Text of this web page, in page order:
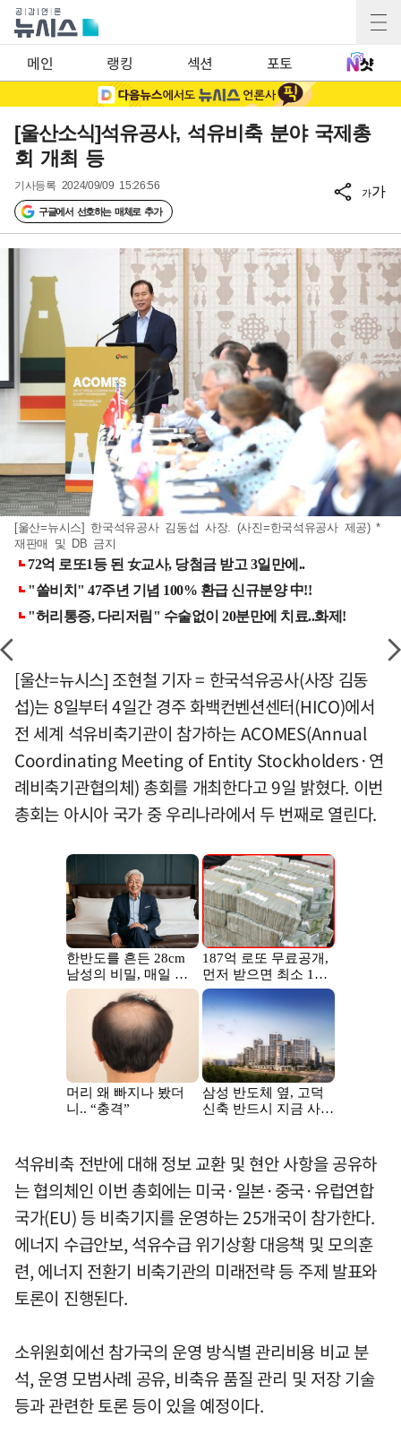
메인 랭킹 섹션 포토
[울산소식]석유공사, 석유비축 분야 국제총
회 개최 등
기사등록 2024/09/09 15:26:56
구글에서 선호하는 매체로 추가
가가
[울산=뉴시스] 한국석유공사 김동섭 사장. (사진=한국석유공사 제공) *
재판매 및 DB 금지
[울산=뉴시스] 조현철 기자 = 한국석유공사(사장 김동
섭)는 8일부터 4일간 경주 화백컨벤션센터(HICO)에서
전 세계 석유비축기관이 참가하는 ACOMES(Annual
Coordinating Meeting of Entity Stockholders·연
례비축기관협의체) 총회를 개최한다고 9일 밝혔다. 이번
총회는 아시아 국가 중 우리나라에서 두 번째로 열린다.
석유비축 전반에 대해 정보 교환 및 현안 사항을 공유하
는 협의체인 이번 총회에는 미국·일본·중국·유럽연합
국가(EU) 등 비축기지를 운영하는 25개국이 참가한다.
에너지 수급안보, 석유수급 위기상황 대응책 및 모의훈
련, 에너지 전환기 비축기관의 미래전략 등 주제 발표와
토론이 진행된다.
소위원회에선 참가국의 운영 방식별 관리비용 비교 분
석, 운영 모범사례 공유, 비축유 품질 관리 및 저장 기술
등과 관련한 토론 등이 있을 예정이다.